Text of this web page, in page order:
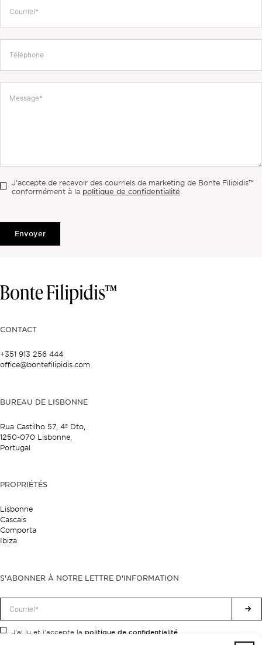
J'accepte de recevoir des courriels de marketing de Bonte Filipidis™
conformément à la politique de confidentialité.
Envoyer
CONTACT
+351 913 256 444
office@bontefilipidis.com
BUREAU DE LISBONNE
Rua Castilho 57, 4º Dto,
1250-070 Lisbonne,
Portugal
PROPRIÉTÉS
Lisbonne
Cascais
Comporta
Ibiza
S'ABONNER À NOTRE LETTRE D'INFORMATION
J'ai lu et j'accepte la politique de confidentialité.